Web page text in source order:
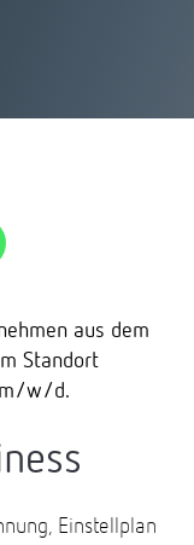
aus dem
Standort
m/w/d.
Einstellplan